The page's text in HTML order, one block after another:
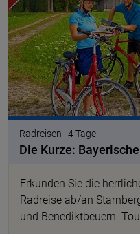
Radreisen | 4 Tage
Die Kurze:
Erkunden Sie die
Radreise ab/an
und Benediktbeuern.